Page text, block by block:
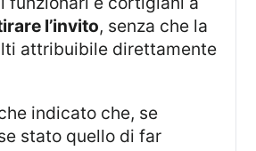
l’invito, senza che la
attribuibile direttamente
stato quello di far